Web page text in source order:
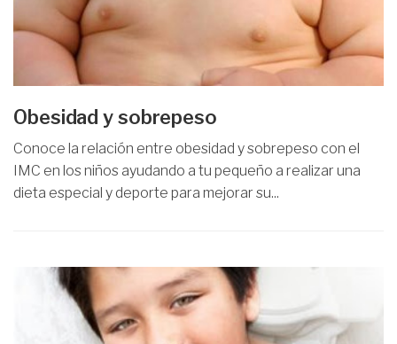
Obesidad y sobrepeso
Conoce la relación entre obesidad y sobrepeso con el
IMC en los niños ayudando a tu pequeño a realizar una
dieta especial y deporte para mejorar su...